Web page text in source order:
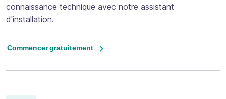
connaissance technique avec notre assistant
d'installation.
Commencer gratuitement